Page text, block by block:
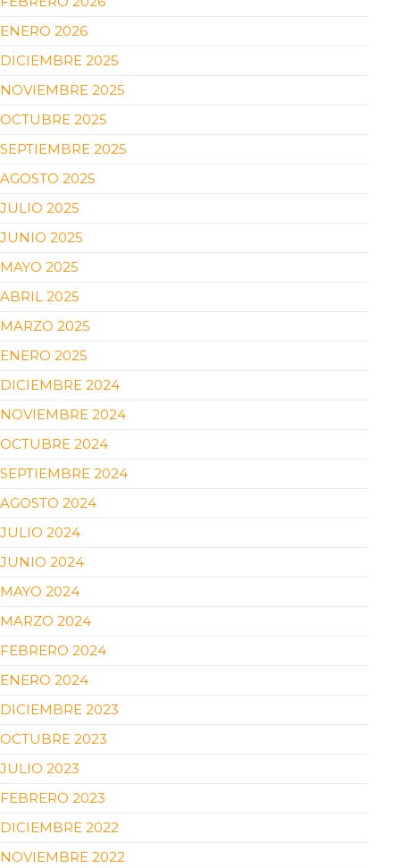
ENERO 2026
DICIEMBRE 2025
NOVIEMBRE 2025
OCTUBRE 2025
SEPTIEMBRE 2025
AGOSTO 2025
JULIO 2025
JUNIO 2025
MAYO 2025
ABRIL 2025
MARZO 2025
ENERO 2025
DICIEMBRE 2024
NOVIEMBRE 2024
OCTUBRE 2024
SEPTIEMBRE 2024
AGOSTO 2024
JULIO 2024
JUNIO 2024
MAYO 2024
MARZO 2024
FEBRERO 2024
ENERO 2024
DICIEMBRE 2023
OCTUBRE 2023
JULIO 2023
FEBRERO 2023
DICIEMBRE 2022
NOVIEMBRE 2022